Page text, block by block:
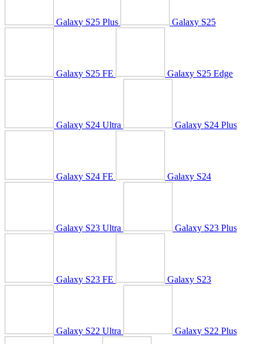
Galaxy S25 Plus Galaxy S25
Galaxy S25 FE Galaxy S25 Edge
Galaxy S24 Ultra Galaxy S24 Plus
Galaxy S24 FE Galaxy S24
Galaxy S23 Ultra Galaxy S23 Plus
Galaxy S23 FE Galaxy S23
Galaxy S22 Ultra Galaxy S22 Plus